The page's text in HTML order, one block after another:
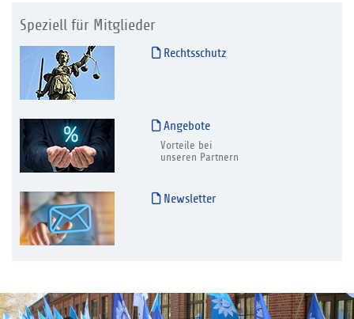
Speziell für Mitglieder
Rechtsschutz
Angebote
Vorteile bei
unseren Partnern
Newsletter